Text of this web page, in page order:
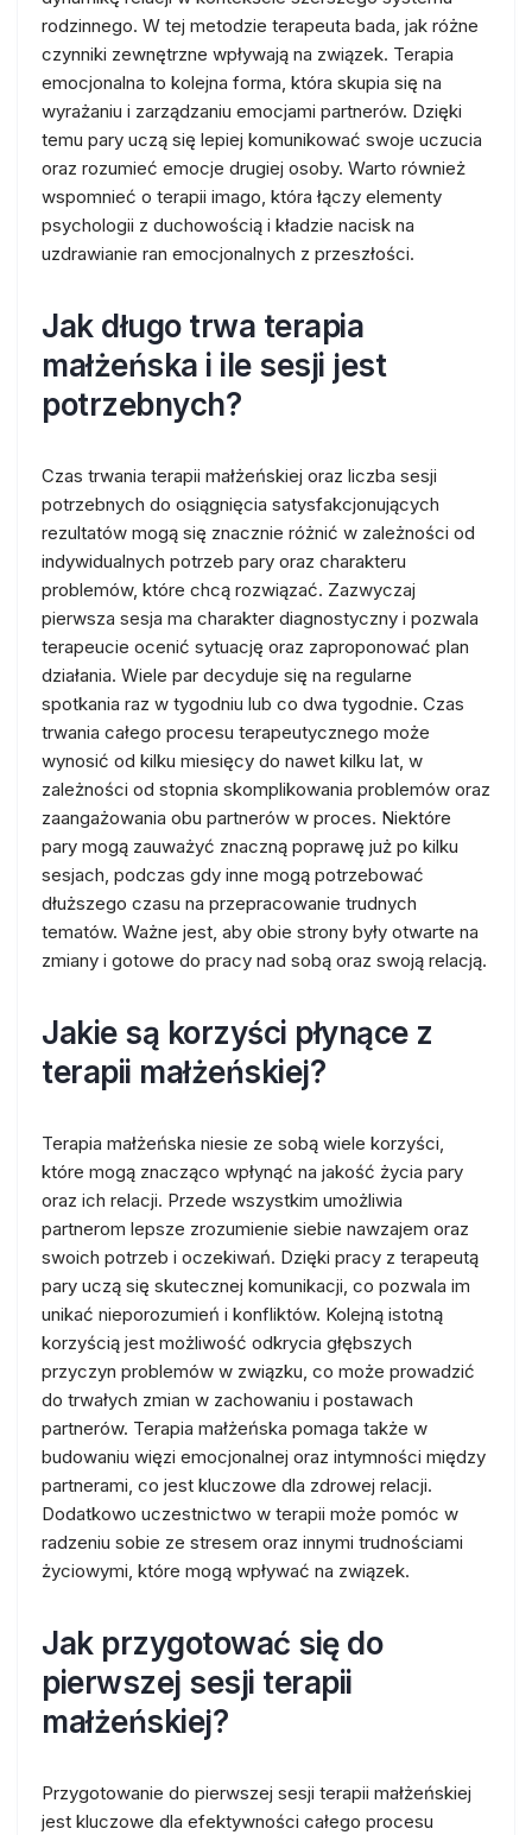
rodzinnego. W tej metodzie terapeuta bada, jak różne
czynniki zewnętrzne wpływają na związek. Terapia
emocjonalna to kolejna forma, która skupia się na
wyrażaniu i zarządzaniu emocjami partnerów. Dzięki
temu pary uczą się lepiej komunikować swoje uczucia
oraz rozumieć emocje drugiej osoby. Warto również
wspomnieć o terapii imago, która łączy elementy
psychologii z duchowością i kładzie nacisk na
uzdrawianie ran emocjonalnych z przeszłości.
Jak długo trwa terapia
małżeńska i ile sesji jest
potrzebnych?
Czas trwania terapii małżeńskiej oraz liczba sesji
potrzebnych do osiągnięcia satysfakcjonujących
rezultatów mogą się znacznie różnić w zależności od
indywidualnych potrzeb pary oraz charakteru
problemów, które chcą rozwiązać. Zazwyczaj
pierwsza sesja ma charakter diagnostyczny i pozwala
terapeucie ocenić sytuację oraz zaproponować plan
działania. Wiele par decyduje się na regularne
spotkania raz w tygodniu lub co dwa tygodnie. Czas
trwania całego procesu terapeutycznego może
wynosić od kilku miesięcy do nawet kilku lat, w
zależności od stopnia skomplikowania problemów oraz
zaangażowania obu partnerów w proces. Niektóre
pary mogą zauważyć znaczną poprawę już po kilku
sesjach, podczas gdy inne mogą potrzebować
dłuższego czasu na przepracowanie trudnych
tematów. Ważne jest, aby obie strony były otwarte na
zmiany i gotowe do pracy nad sobą oraz swoją relacją.
Jakie są korzyści płynące z
terapii małżeńskiej?
Terapia małżeńska niesie ze sobą wiele korzyści,
które mogą znacząco wpłynąć na jakość życia pary
oraz ich relacji. Przede wszystkim umożliwia
partnerom lepsze zrozumienie siebie nawzajem oraz
swoich potrzeb i oczekiwań. Dzięki pracy z terapeutą
pary uczą się skutecznej komunikacji, co pozwala im
unikać nieporozumień i konfliktów. Kolejną istotną
korzyścią jest możliwość odkrycia głębszych
przyczyn problemów w związku, co może prowadzić
do trwałych zmian w zachowaniu i postawach
partnerów. Terapia małżeńska pomaga także w
budowaniu więzi emocjonalnej oraz intymności między
partnerami, co jest kluczowe dla zdrowej relacji.
Dodatkowo uczestnictwo w terapii może pomóc w
radzeniu sobie ze stresem oraz innymi trudnościami
życiowymi, które mogą wpływać na związek.
Jak przygotować się do
pierwszej sesji terapii
małżeńskiej?
Przygotowanie do pierwszej sesji terapii małżeńskiej
jest kluczowe dla efektywności całego procesu